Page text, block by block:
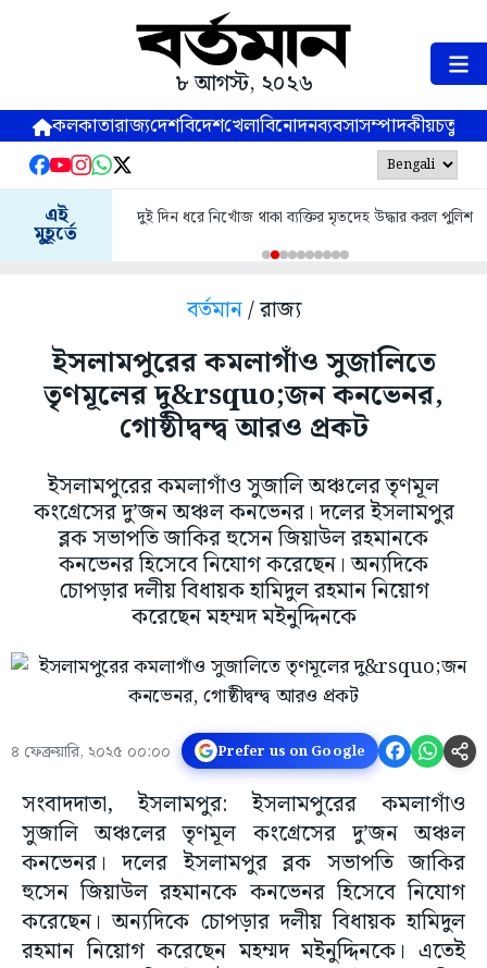
৮ আগস্ট, ২০২৬
কলকাতারাজ্যদেশবিদেশখেলাবিনোদনব্যবসাসম্পাদকীয়
এই
মুহূর্তে
দুই দিন ধরে নিখোঁজ থাকা ব্যক্তির মৃতদেহ উদ্ধার করল পুলিশ
বর্তমান/ রাজ্য
ইসলামপুরের কমলাগাঁও সুজালিতে
তৃণমূলের দু&rsquo;জন কনভেনর,
গোষ্ঠীদ্বন্দ্ব আরও প্রকট
ইসলামপুরের কমলাগাঁও সুজালি অঞ্চলের তৃণমূল
কংগ্রেসের দু’জন অঞ্চল কনভেনর। দলের ইসলামপুর
ব্লক সভাপতি জাকির হুসেন জিয়াউল রহমানকে
কনভেনর হিসেবে নিযোগ করেছেন। অন্যদিকে
চোপড়ার দলীয় বিধায়ক হামিদুল রহমান নিয়োগ
করেছেন মহম্মদ মইনুদ্দিনকে
৪ ফেব্রুয়ারি, ২০২৫ ০০:০০ Prefer us on Google
সংবাদদাতা, ইসলামপুর: ইসলামপুরের কমলাগাঁও
সুজালি অঞ্চলের তৃণমূল কংগ্রেসের দু’জন অঞ্চল
কনভেনর। দলের ইসলামপুর ব্লক সভাপতি জাকির
হুসেন জিয়াউল রহমানকে কনভেনর হিসেবে নিযোগ
করেছেন। অন্যদিকে চোপড়ার দলীয় বিধায়ক হামিদুল
রহমান নিয়োগ করেছেন মহম্মদ মইনুদ্দিনকে। এতেই